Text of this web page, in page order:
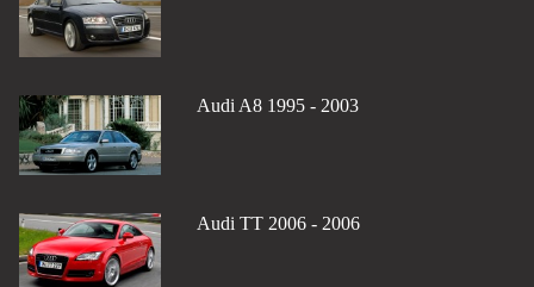
Audi A8 1995 - 2003
Audi TT 2006 - 2006